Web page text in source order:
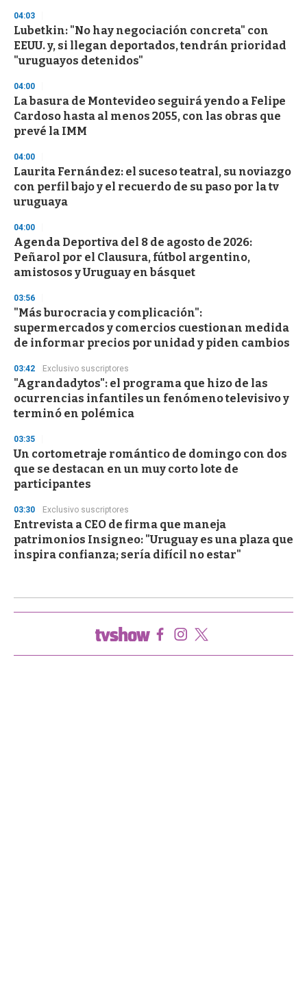
d
s
o
f
3
s
e
c
o
n
d
04:03
Lubetkin: "No hay negociación concreta" con
EEUU. y, si llegan deportados, tendrán prioridad
"uruguayos detenidos"
04:00
La basura de Montevideo seguirá yendo a Felipe
Cardoso hasta al menos 2055, con las obras que
prevé la IMM
04:00
Laurita Fernández: el suceso teatral, su noviazgo
con perfil bajo y el recuerdo de su paso por la tv
uruguaya
04:00
Agenda Deportiva del 8 de agosto de 2026:
Peñarol por el Clausura, fútbol argentino,
amistosos y Uruguay en básquet
03:56
"Más burocracia y complicación":
supermercados y comercios cuestionan medida
de informar precios por unidad y piden cambios
03:42 Exclusivo suscriptores
"Agrandadytos": el programa que hizo de las
ocurrencias infantiles un fenómeno televisivo y
terminó en polémica
03:35
Un cortometraje romántico de domingo con dos
que se destacan en un muy corto lote de
participantes
03:30 Exclusivo suscriptores
Entrevista a CEO de firma que maneja
patrimonios Insigneo: "Uruguay es una plaza que
inspira confianza; sería difícil no estar"